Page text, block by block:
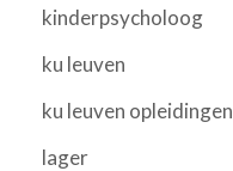
kinderpsycholoog
ku leuven
ku leuven opleidingen
lager